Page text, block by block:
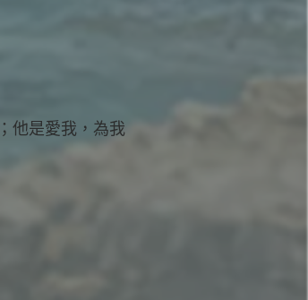
他是愛我，為我